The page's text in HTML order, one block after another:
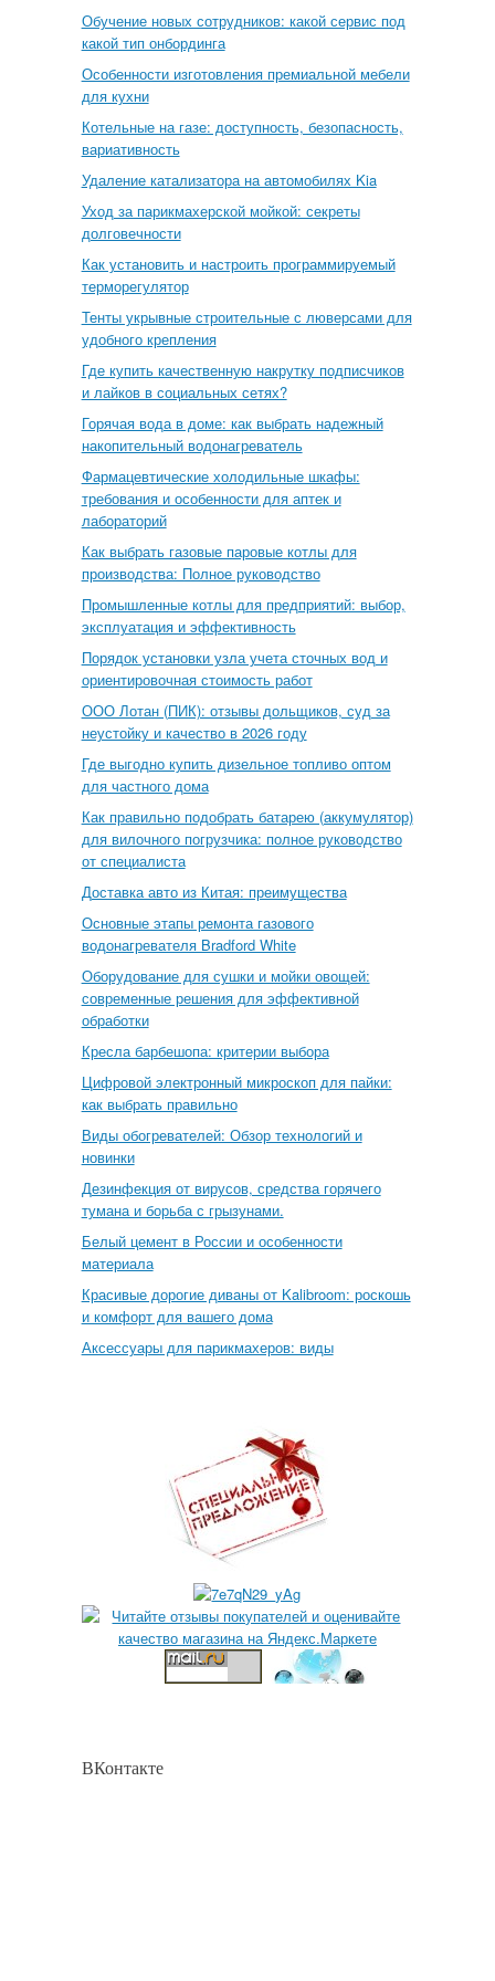
Обучение новых сотрудников: какой сервис под
какой тип онбординга
Особенности изготовления премиальной мебели
для кухни
Котельные на газе: доступность, безопасность,
вариативность
Удаление катализатора на автомобилях Kia
Уход за парикмахерской мойкой: секреты
долговечности
Как установить и настроить программируемый
терморегулятор
Тенты укрывные строительные с люверсами для
удобного крепления
Где купить качественную накрутку подписчиков
и лайков в социальных сетях?
Горячая вода в доме: как выбрать надежный
накопительный водонагреватель
Фармацевтические холодильные шкафы:
требования и особенности для аптек и
лабораторий
Как выбрать газовые паровые котлы для
производства: Полное руководство
Промышленные котлы для предприятий: выбор,
эксплуатация и эффективность
Порядок установки узла учета сточных вод и
ориентировочная стоимость работ
ООО Лотан (ПИК): отзывы дольщиков, суд за
неустойку и качество в 2026 году
Где выгодно купить дизельное топливо оптом
для частного дома
Как правильно подобрать батарею (аккумулятор)
для вилочного погрузчика: полное руководство
от специалиста
Доставка авто из Китая: преимущества
Основные этапы ремонта газового
водонагревателя Bradford White
Оборудование для сушки и мойки овощей:
современные решения для эффективной
обработки
Кресла барбешопа: критерии выбора
Цифровой электронный микроскоп для пайки:
как выбрать правильно
Виды обогревателей: Обзор технологий и
новинки
Дезинфекция от вирусов, средства горячего
тумана и борьба с грызунами.
Белый цемент в России и особенности
материала
Красивые дорогие диваны от Kalibroom: роскошь
и комфорт для вашего дома
Аксессуары для парикмахеров: виды
ВКонтакте